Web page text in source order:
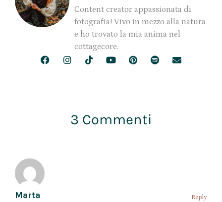
Content creator appassionata di
fotografia! Vivo in mezzo alla natura
e ho trovato la mia anima nel
cottagecore.
3 Commenti
Marta Reply